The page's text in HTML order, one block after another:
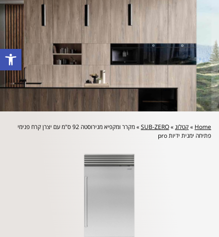
פתח
לייעוץ מקצועי והצעת מחיר: 072-2160644
Home
»קטלוג»
SUB-ZERO
»
מקרר ומקפיא מנירוסטה 92 ס"מ עם יצרן קרח פנימי
פתיחה ימנית ידיות pro